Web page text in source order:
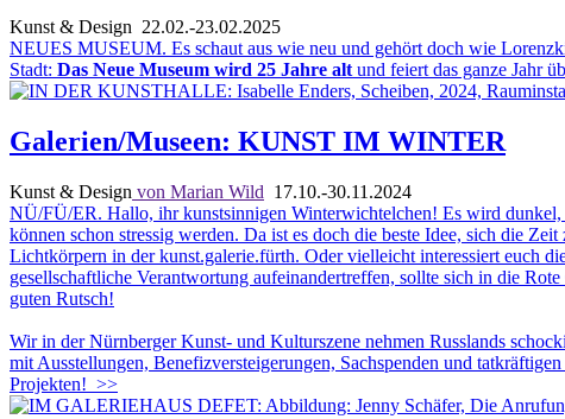
Kunst & Design 22.02.-23.02.2025
NEUES MUSEUM. Es schaut aus wie neu und gehört doch wie
Stadt: Das Neue Museum wird 25 Jahre alt und feiert das ganze Jahr
Galerien/Museen: KUNST IM WINTER
Kunst & Design von Marian Wild 17.10.-30.11.2024
NÜ/FÜ/ER. Hallo, ihr kunstsinnigen Winterwichtelchen! Es wird dunkel,
können schon stressig werden. Da ist es doch die beste Idee, sich die
Lichtkörpern in der kunst.galerie.fürth. Oder vielleicht interessiert euch
gesellschaftliche Verantwortung aufeinandertreffen, sollte sich in die
guten Rutsch!
Wir in der Nürnberger Kunst- und Kulturszene nehmen Russlands
mit Ausstellungen, Benefizversteigerungen, Sachspenden und
Projekten! >>